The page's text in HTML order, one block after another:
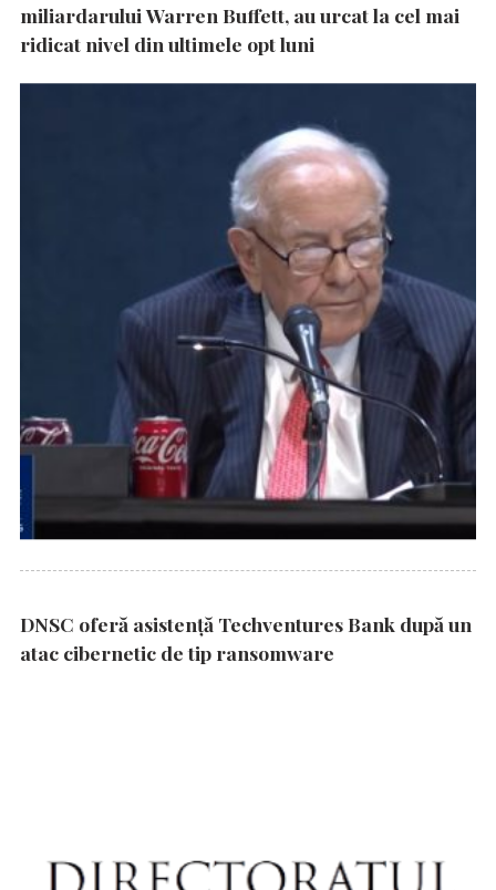
miliardarului Warren Buffett, au urcat la cel mai
ridicat nivel din ultimele opt luni
DNSC oferă asistență Techventures Bank după un
atac cibernetic de tip ransomware